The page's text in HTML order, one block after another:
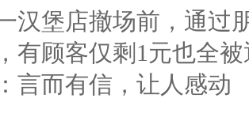
汉堡店撤场前，通过
有顾客仅剩1元也全
言而有信，让人感动